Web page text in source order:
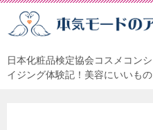
日本化粧品検定協会コスメコン
イジング体験記！美容にいいも